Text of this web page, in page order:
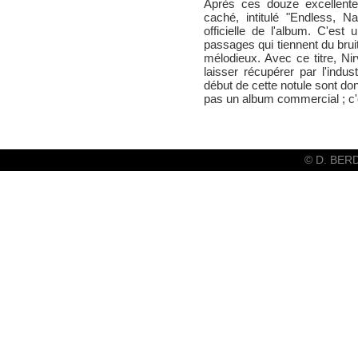
Après ces douze
caché, intitulé "Endless,
officielle de l'album. C'est
passages qui tiennent du
mélodieux. Avec ce titre,
laisser récupérer par
début de cette notule sont
pas un album commercial ;
© D.